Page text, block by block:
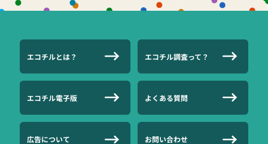
エコチルとは？ エコチル調査って？
エコチル電子版 よくある質問
広告について お問い合わせ